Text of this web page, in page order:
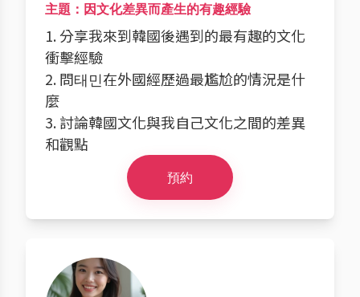
主題：因文化差異而產生的有趣經驗
1. 分享我來到韓國後遇到的最有趣的文化
衝擊經驗
2. 問태민在外國經歷過最尷尬的情況是什
麼
3. 討論韓國文化與我自己文化之間的差異
和觀點
預約